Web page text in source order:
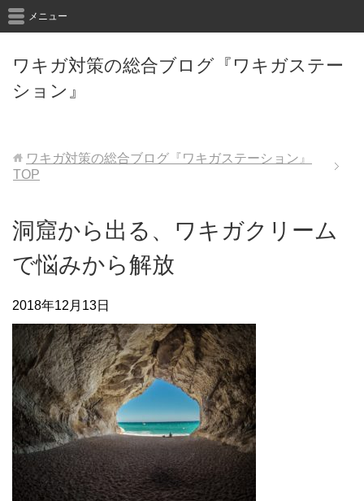
ワキガ対策の総合ブログ『ワキガステー
ション』
メニュー
ワキガ対策の総合ブログ『ワキガステーション』
TOP
洞窟から出る、ワキガクリーム
で悩みから解放
2018年12月13日